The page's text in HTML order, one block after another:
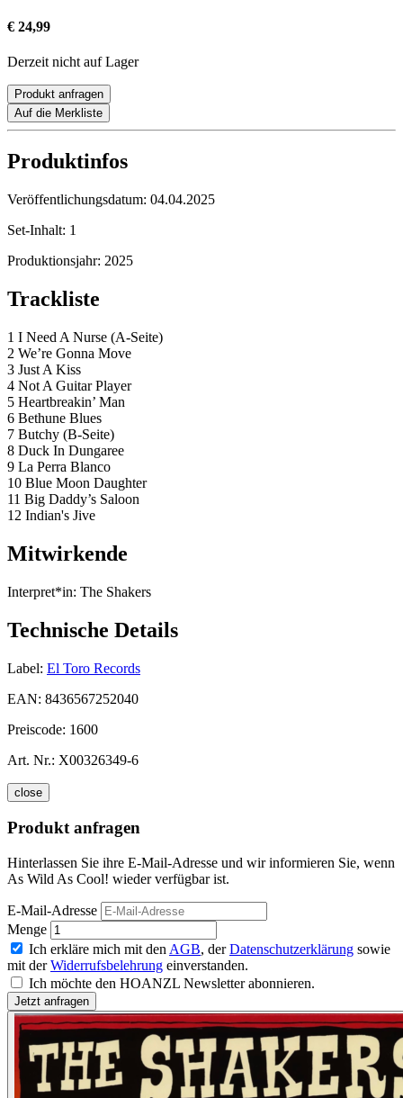
€ 24,99
Derzeit nicht auf Lager
Produkt anfragen
Auf die Merkliste
Produktinfos
Veröffentlichungsdatum: 04.04.2025
Set-Inhalt: 1
Produktionsjahr: 2025
Trackliste
1 I Need A Nurse (A-Seite)
2 We’re Gonna Move
3 Just A Kiss
4 Not A Guitar Player
5 Heartbreakin’ Man
6 Bethune Blues
7 Butchy (B-Seite)
8 Duck In Dungaree
9 La Perra Blanco
10 Blue Moon Daughter
11 Big Daddy’s Saloon
12 Indian's Jive
Mitwirkende
Interpret*in: The Shakers
Technische Details
Label: El Toro Records
EAN: 8436567252040
Preiscode: 1600
Art. Nr.: X00326349-6
close
Produkt anfragen
Hinterlassen Sie ihre E-Mail-Adresse und wir informieren Sie, wenn
As Wild As Cool! wieder verfügbar ist.
E-Mail-Adresse
Menge
Ich erkläre mich mit den AGB, derDatenschutzerklärung sowie
mit derWiderrufsbelehrung einverstanden.
Ich möchte den HOANZL Newsletter abonnieren.